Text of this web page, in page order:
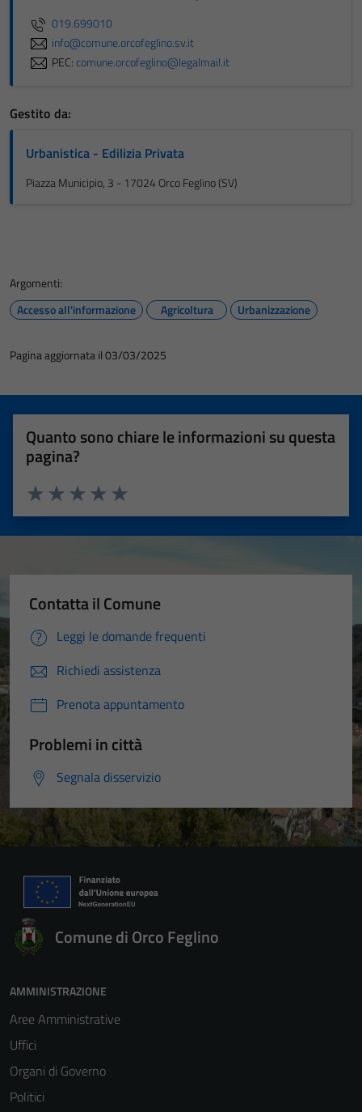
019.699010
info@comune.orcofeglino.sv.it
PEC:comune.orcofeglino@legalmail.it
Gestito da:
Urbanistica - Edilizia Privata
Piazza Municipio, 3 - 17024 Orco Feglino (SV)
Argomenti:
Accesso all'informazione
Agricoltura Urbanizzazione
Pagina aggiornata il 03/03/2025
Quanto sono chiare le informazioni su questa
pagina?
Valuta 5 stelle su 5
Valuta 4 stelle su 5
Valuta 3 stelle su 5
Valuta 2 stelle su 5
Valuta 1 stelle su 5
Contatta il Comune
Leggi le domande frequenti
Richiedi assistenza
Prenota appuntamento
Problemi in città
Segnala disservizio
Comune di Orco Feglino
AMMINISTRAZIONE
Aree Amministrative
Uffici
Organi di Governo
Politici